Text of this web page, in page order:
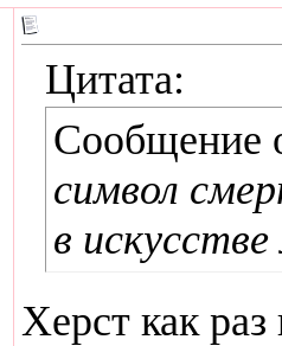
Цитата:
Сообщение
символ
в
Херст как